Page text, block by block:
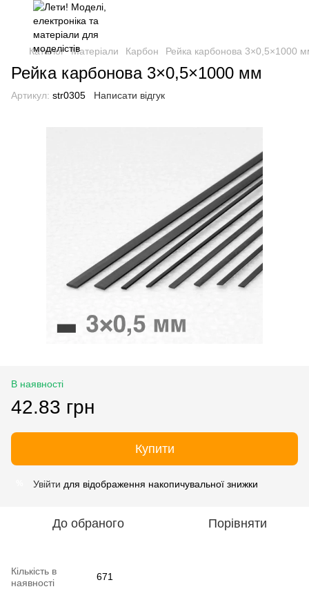
Каталог Матеріали Карбон Рейка карбонова 3×0,5×1000
Рейка карбонова 3×0,5×1000 мм
Артикул: str0305 Написати відгук
В наявності
42.83 грн
Купити
Увійти для відображення накопичувальної знижки
До обраного Порівняти
Кількість в
наявності
671